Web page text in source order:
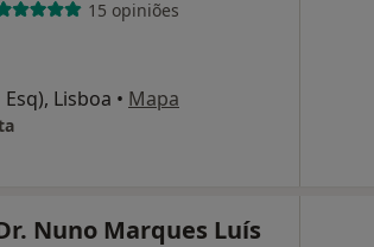
15 opiniões
Lisboa • Mapa
Nuno Marques Luís